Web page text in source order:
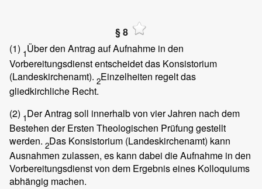
§ 8
(1) 1Über den Antrag auf Aufnahme in den
Vorbereitungsdienst entscheidet das Konsistorium
(Landeskirchenamt). 2Einzelheiten regelt das
gliedkirchliche Recht.
(2) 1Der Antrag soll innerhalb von vier Jahren nach dem
Bestehen der Ersten Theologischen Prüfung gestellt
werden. 2Das Konsistorium (Landeskirchenamt) kann
Ausnahmen zulassen, es kann dabei die Aufnahme in den
Vorbereitungsdienst von dem Ergebnis eines Kolloquiums
abhängig machen.